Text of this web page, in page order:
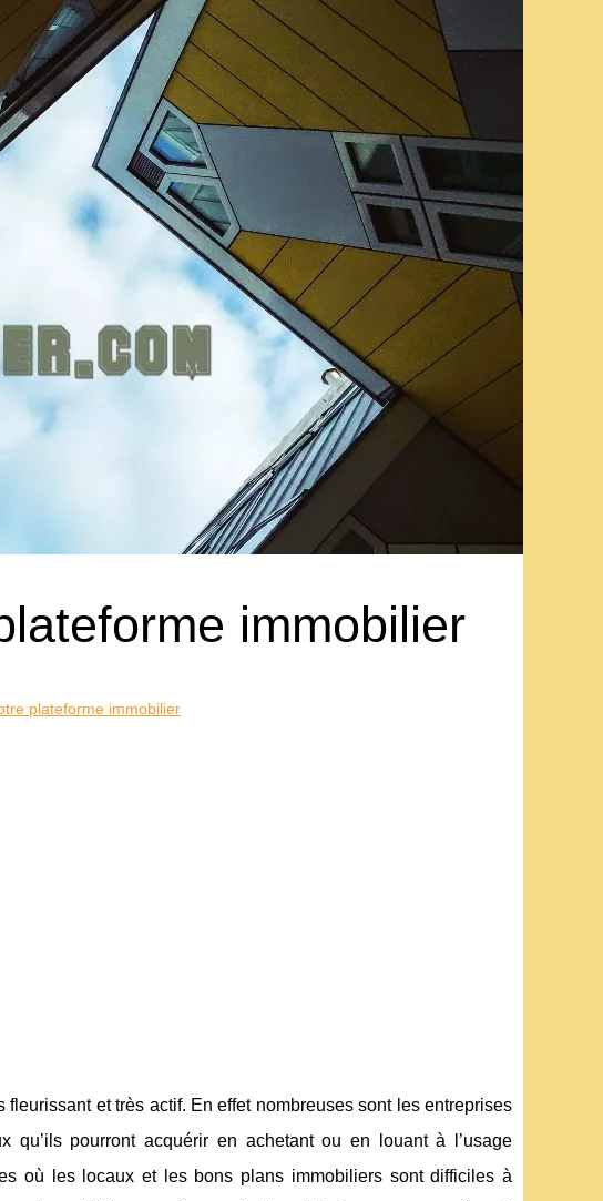
immobilier
plateforme immobilier
et très actif. En effet nombreuses sont les entreprises
pourront acquérir en achetant ou en louant à l’usage
où les locaux et les bons plans immobiliers sont difficiles à